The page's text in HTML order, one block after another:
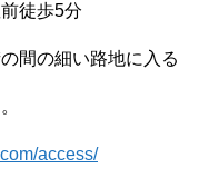
徒歩5分
間の細い路地に入る
access/